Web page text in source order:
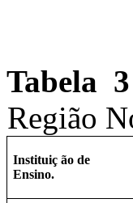
Tabela
Região
Instituiç ão de
Ensino.